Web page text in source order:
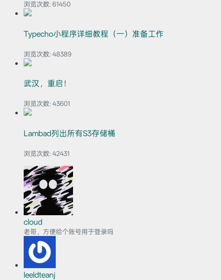
浏览次数: 61450
Typecho小程序详细教程（一）准备工作
浏览次数: 48389
武汉，重启！
浏览次数: 43601
Lambad列出所有S3存储桶
浏览次数: 42431
cloud
老哥，方便给个账号用于登录吗
leeldteanj